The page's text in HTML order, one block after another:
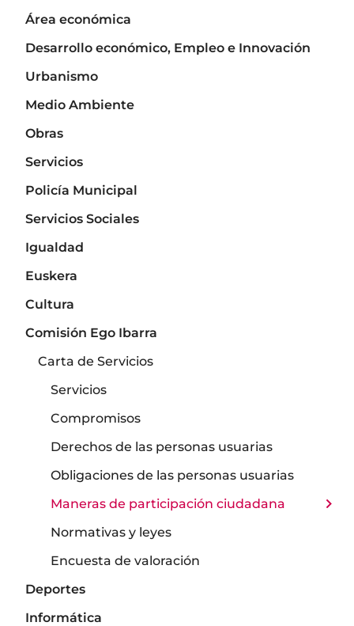
Área económica
Desarrollo económico, Empleo e Innovación
Urbanismo
Medio Ambiente
Obras
Servicios
Policía Municipal
Servicios Sociales
Igualdad
Euskera
Cultura
Comisión Ego Ibarra
Carta de Servicios
Servicios
Compromisos
Derechos de las personas usuarias
Obligaciones de las personas usuarias
Maneras de participación ciudadana
Normativas y leyes
Encuesta de valoración
Deportes
Informática